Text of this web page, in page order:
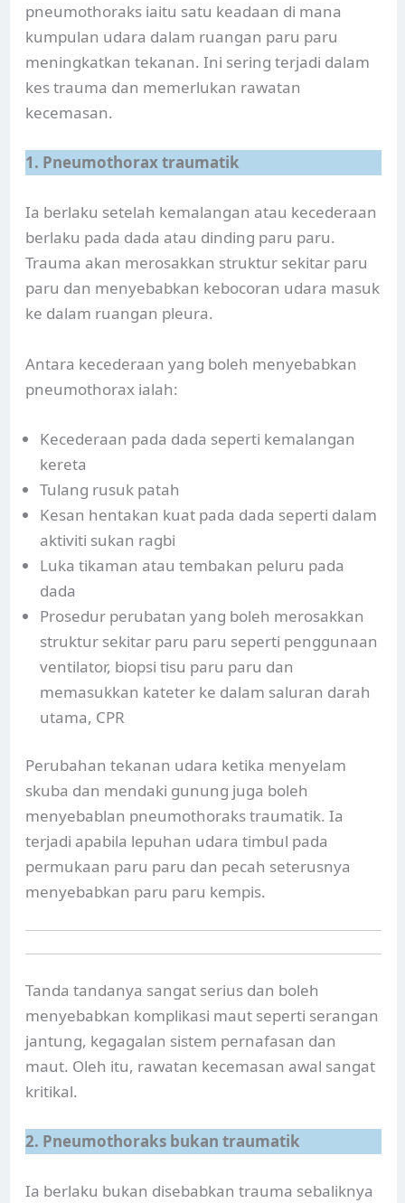
pneumothoraks iaitu satu keadaan di mana
kumpulan udara dalam ruangan paru paru
meningkatkan tekanan. Ini sering terjadi dalam
kes trauma dan memerlukan rawatan
kecemasan.
1. Pneumothorax traumatik
Ia berlaku setelah kemalangan atau kecederaan
berlaku pada dada atau dinding paru paru.
Trauma akan merosakkan struktur sekitar paru
paru dan menyebabkan kebocoran udara masuk
ke dalam ruangan pleura.
Antara kecederaan yang boleh menyebabkan
pneumothorax ialah:
Kecederaan pada dada seperti kemalangan
kereta
Tulang rusuk patah
Kesan hentakan kuat pada dada seperti dalam
aktiviti sukan ragbi
Luka tikaman atau tembakan peluru pada
dada
Prosedur perubatan yang boleh merosakkan
struktur sekitar paru paru seperti penggunaan
ventilator, biopsi tisu paru paru dan
memasukkan kateter ke dalam saluran darah
utama, CPR
Perubahan tekanan udara ketika menyelam
skuba dan mendaki gunung juga boleh
menyebablan pneumothoraks traumatik. Ia
terjadi apabila lepuhan udara timbul pada
permukaan paru paru dan pecah seterusnya
menyebabkan paru paru kempis.
Tanda tandanya sangat serius dan boleh
menyebabkan komplikasi maut seperti serangan
jantung, kegagalan sistem pernafasan dan
maut. Oleh itu, rawatan kecemasan awal sangat
kritikal.
2. Pneumothoraks bukan traumatik
Ia berlaku bukan disebabkan trauma sebaliknya